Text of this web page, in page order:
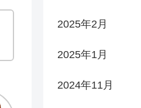
2025年2月
2025年1月
2024年11月